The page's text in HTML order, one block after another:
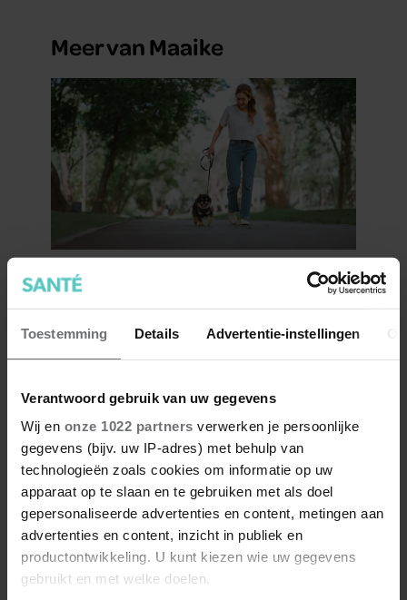
Toestemming Details Advertentie-instellingen
Verantwoord gebruik van uw gegevens
Wij en onze 1022 partners verwerken je persoonlijke
gegevens (bijv. uw IP-adres) met behulp van
technologieën zoals cookies om informatie op uw
apparaat op te slaan en te gebruiken met als doel
gepersonaliseerde advertenties en content, metingen aan
advertenties en content, inzicht in publiek en
productontwikkeling. U kunt kiezen wie uw gegevens
gebruikt en met welke doelen.
Meer van Maaike
Dít doet dagelijks wandelen
met je eetlust
30 graden? Dit is de beste